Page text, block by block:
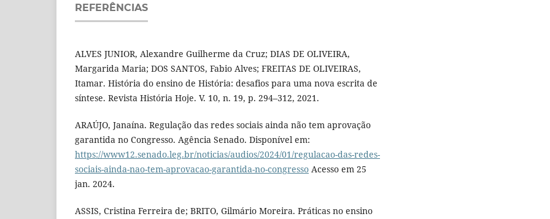
REFERÊNCIAS
ALVES JUNIOR, Alexandre Guilherme da Cruz; DIAS DE OLIVEIRA,
Margarida Maria; DOS SANTOS, Fabio Alves; FREITAS DE OLIVEIRAS,
Itamar. História do ensino de História: desafios para uma nova escrita de
síntese. Revista História Hoje. V. 10, n. 19, p. 294–312, 2021.
ARAÚJO, Janaína. Regulação das redes sociais ainda não tem aprovação
garantida no Congresso. Agência Senado. Disponível em:
https://www12.senado.leg.br/noticias/audios/2024/01/regulacao-das-redes-
sociais-ainda-nao-tem-aprovacao-garantida-no-congresso Acesso em 25
jan. 2024.
ASSIS, Cristina Ferreira de; BRITO, Gilmário Moreira. Práticas no ensino